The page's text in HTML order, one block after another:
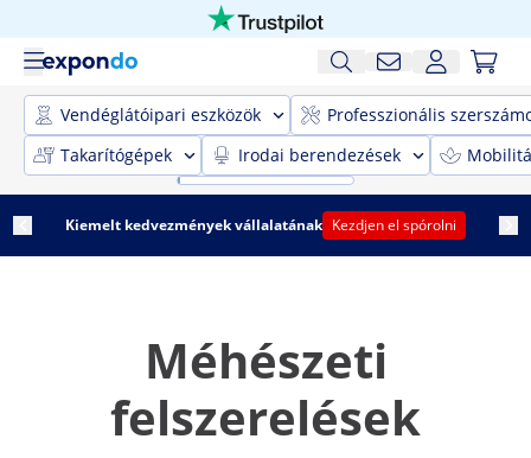
Vendéglátóipari eszközök
Professzionális
Takarítógépek
Irodai berendezések
Kiemelt kedvezmények vállalatának Kezdjen el spórolni
Méhészeti
felszerelések